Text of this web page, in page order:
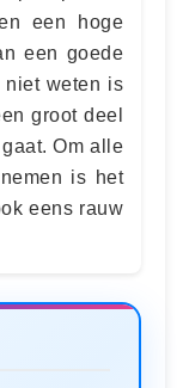
een hoge
een goede
niet weten is
groot deel
Om alle
is het
eens rauw